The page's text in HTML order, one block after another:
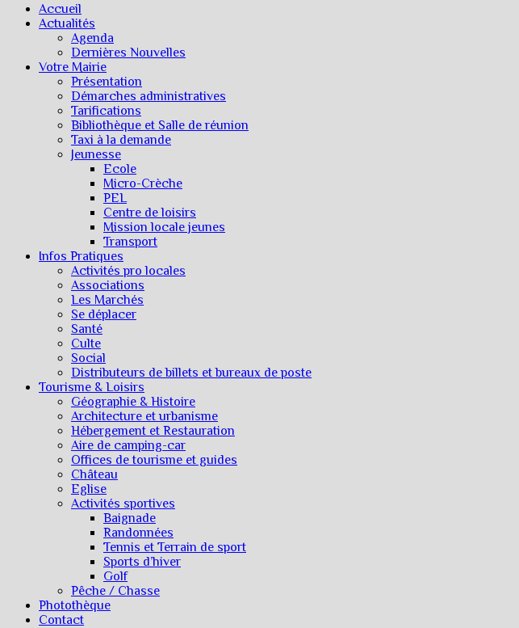
Accueil
Actualités
Agenda
Dernières Nouvelles
Votre Mairie
Présentation
Démarches administratives
Tarifications
Bibliothèque et Salle de réunion
Taxi à la demande
Jeunesse
Ecole
Micro-Crèche
PEL
Centre de loisirs
Mission locale jeunes
Transport
Infos Pratiques
Activités pro locales
Associations
Les Marchés
Se déplacer
Santé
Culte
Social
Distributeurs de billets et bureaux de poste
Tourisme & Loisirs
Géographie & Histoire
Architecture et urbanisme
Hébergement et Restauration
Aire de camping-car
Offices de tourisme et guides
Château
Eglise
Activités sportives
Baignade
Randonnées
Tennis et Terrain de sport
Sports d’hiver
Golf
Pêche / Chasse
Photothèque
Contact